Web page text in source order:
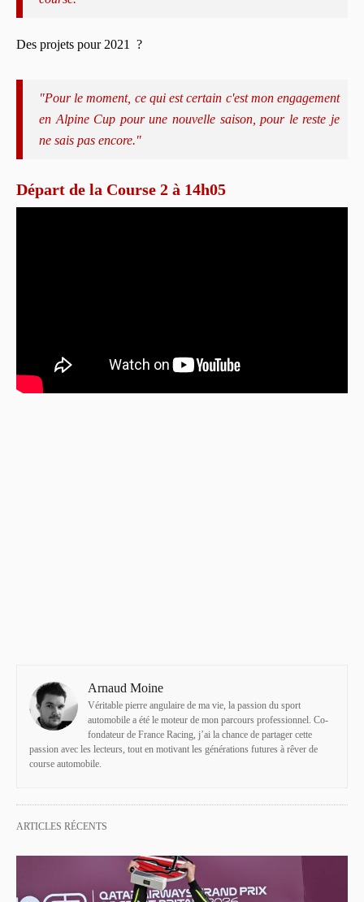
Des projets pour 2021 ?
"Pour le moment, ce qui est certain c'est mon engagement
en Alpine Cup pour une nouvelle saison, pour le reste je
ne sais pas encore."
Départ de la Course 2 à 14h05
Arnaud Moine
Véritable pierre angulaire de ma vie, la passion du sport
automobile a été le moteur de mon parcours professionnel. Co-
fondateur de France Racing, j’ai la chance de partager cette
passion avec les lecteurs, tout en motivant les générations futures à rêver de
course automobile.
ARTICLES RÉCENTS